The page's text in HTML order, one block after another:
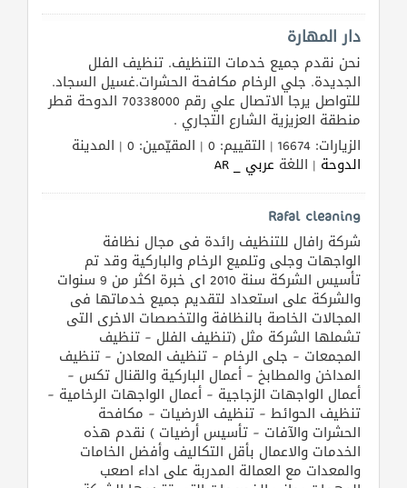
دار المهارة
نحن نقدم جميع خدمات التنظيف. تنظيف الفلل
الجديدة. جلي الرخام مكافحة الحشرات.غسيل السجاد.
للتواصل يرجا الاتصال علي رقم 70338000 الدوحة قطر
منطقة العزيزية الشارع التجاري .
الزيارات: 16674 | التقييم: 0 | المقيّمين: 0 | المدينة
الدوحة | اللغة عربي _ AR
Rafal cleaning
شركة رافال للتنظيف رائدة فى مجال نظافة
الواجهات وجلى وتلميع الرخام والباركية وقد تم
تأسيس الشركة سنة 2010 اى خبرة اكثر من 9 سنوات
والشركة على استعداد لتقديم جميع خدماتها فى
المجالات الخاصة بالنظافة والتخصصات الاخرى التى
تشملها الشركة مثل (تنظيف الفلل – تنظيف
المجمعات – جلى الرخام – تنظيف المعادن – تنظيف
المداخن والمطابخ – أعمال الباركية والقنال تكس –
أعمال الواجهات الزجاجية – أعمال الواجهات الرخامية –
تنظيف الحوائط – تنظيف الارضيات – مكافحة
الحشرات والآفات – تأسيس أرضيات ) نقدم هذه
الخدمات والاعمال بأقل التكاليف وأفضل الخامات
والمعدات مع العمالة المدربة على اداء اصعب